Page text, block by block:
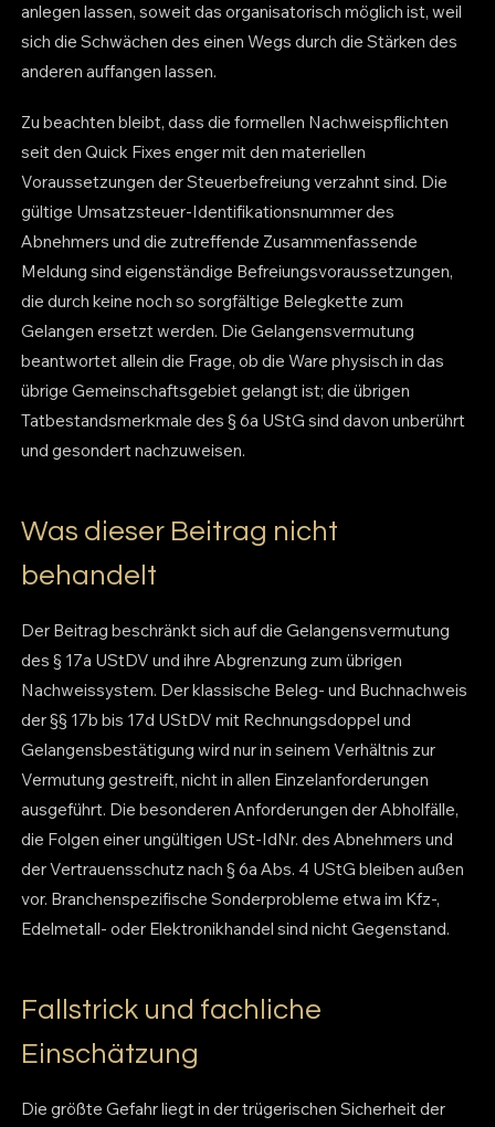
anlegen lassen, soweit das organisatorisch möglich ist, weil
sich die Schwächen des einen Wegs durch die Stärken des
anderen auffangen lassen.
Zu beachten bleibt, dass die formellen Nachweispflichten
seit den Quick Fixes enger mit den materiellen
Voraussetzungen der Steuerbefreiung verzahnt sind. Die
gültige Umsatzsteuer-Identifikationsnummer des
Abnehmers und die zutreffende Zusammenfassende
Meldung sind eigenständige Befreiungsvoraussetzungen,
die durch keine noch so sorgfältige Belegkette zum
Gelangen ersetzt werden. Die Gelangensvermutung
beantwortet allein die Frage, ob die Ware physisch in das
übrige Gemeinschaftsgebiet gelangt ist; die übrigen
Tatbestandsmerkmale des § 6a UStG sind davon unberührt
und gesondert nachzuweisen.
Was dieser Beitrag nicht
behandelt
Der Beitrag beschränkt sich auf die Gelangensvermutung
des § 17a UStDV und ihre Abgrenzung zum übrigen
Nachweissystem. Der klassische Beleg- und Buchnachweis
der §§ 17b bis 17d UStDV mit Rechnungsdoppel und
Gelangensbestätigung wird nur in seinem Verhältnis zur
Vermutung gestreift, nicht in allen Einzelanforderungen
ausgeführt. Die besonderen Anforderungen der Abholfälle,
die Folgen einer ungültigen USt-IdNr. des Abnehmers und
der Vertrauensschutz nach § 6a Abs. 4 UStG bleiben außen
vor. Branchenspezifische Sonderprobleme etwa im Kfz-,
Edelmetall- oder Elektronikhandel sind nicht Gegenstand.
Fallstrick und fachliche
Einschätzung
Die größte Gefahr liegt in der trügerischen Sicherheit der